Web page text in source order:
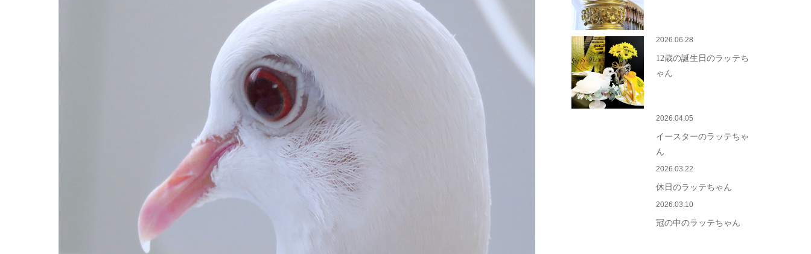
2026.06.28
12歳の誕生日のラッテち
ゃん
2026.04.05
イースターのラッテちゃ
ん
2026.03.22
休日のラッテちゃん
2026.03.10
冠の中のラッテちゃん